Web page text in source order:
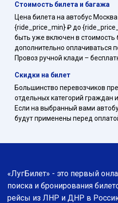
Стоимость билета и багажа
Цена билета на автобус
{ride_price_min} ₽ до
быть уже включен в стоимость
дополнительно оплачиваться
Провоз ручной клади –
Скидки на билет
Большинство перевозчиков
отдельных категорий граждан
Если на выбранный вами
будут применены перед
«ЛугБилет» - это первый
поиска и бронирования
рейсы из ЛНР и ДНР в